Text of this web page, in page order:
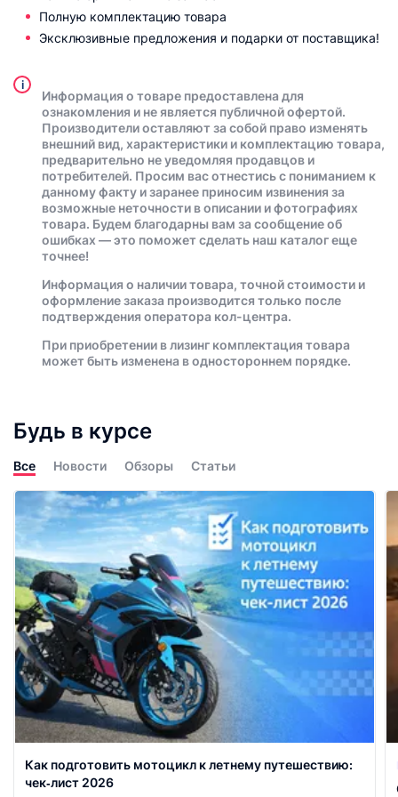
Полную комплектацию товара
Эксклюзивные предложения и подарки от поставщика!
i
Информация о товаре предоставлена для
ознакомления и не является публичной офертой.
Производители оставляют за собой право изменять
внешний вид, характеристики и комплектацию товара,
предварительно не уведомляя продавцов и
потребителей. Просим вас отнестись с пониманием к
данному факту и заранее приносим извинения за
возможные неточности в описании и фотографиях
товара. Будем благодарны вам за сообщение об
ошибках — это поможет сделать наш каталог еще
точнее!
Информация о наличии товара, точной стоимости и
оформление заказа производится только после
подтверждения оператора кол-центра.
При приобретении в лизинг комплектация товара
может быть изменена в одностороннем порядке.
Будь в курсе
Все Новости Обзоры Статьи
Как подготовить мотоцикл к летнему путешествию:
чек‑лист 2026